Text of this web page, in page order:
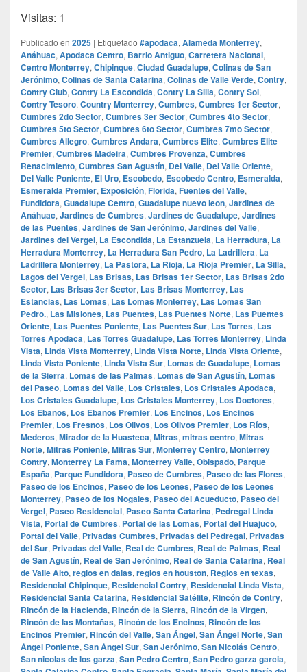
Visitas: 1
Publicado en 2025 | Etiquetado #apodaca, Alameda Monterrey,
Anáhuac, Apodaca Centro, Barrio Antiguo, Carretera Nacional,
Centro Monterrey, Chipinque, Ciudad Guadalupe, Colinas de San
Jerónimo, Colinas de Santa Catarina, Colinas de Valle Verde, Contry,
Contry Club, Contry La Escondida, Contry La Silla, Contry Sol,
Contry Tesoro, Country Monterrey, Cumbres, Cumbres 1er Sector,
Cumbres 2do Sector, Cumbres 3er Sector, Cumbres 4to Sector,
Cumbres 5to Sector, Cumbres 6to Sector, Cumbres 7mo Sector,
Cumbres Allegro, Cumbres Andara, Cumbres Elite, Cumbres Elite
Premier, Cumbres Madeira, Cumbres Provenza, Cumbres
Renacimiento, Cumbres San Agustín, Del Valle, Del Valle Oriente,
Del Valle Poniente, El Uro, Escobedo, Escobedo Centro, Esmeralda,
Esmeralda Premier, Exposición, Florida, Fuentes del Valle,
Fundidora, Guadalupe Centro, Guadalupe nuevo leon, Jardines de
Anáhuac, Jardines de Cumbres, Jardines de Guadalupe, Jardines
de las Puentes, Jardines de San Jerónimo, Jardines del Valle,
Jardines del Vergel, La Escondida, La Estanzuela, La Herradura, La
Herradura Monterrey, La Herradura San Pedro, La Ladrillera, La
Ladrillera Monterrey, La Pastora, La Rioja, La Rioja Premier, La Silla,
Lagos del Vergel, Las Brisas, Las Brisas 1er Sector, Las Brisas 2do
Sector, Las Brisas 3er Sector, Las Brisas Monterrey, Las
Estancias, Las Lomas, Las Lomas Monterrey, Las Lomas San
Pedro., Las Misiones, Las Puentes, Las Puentes Norte, Las Puentes
Oriente, Las Puentes Poniente, Las Puentes Sur, Las Torres, Las
Torres Apodaca, Las Torres Guadalupe, Las Torres Monterrey, Linda
Vista, Linda Vista Monterrey, Linda Vista Norte, Linda Vista Oriente,
Linda Vista Poniente, Linda Vista Sur, Lomas de Guadalupe, Lomas
de la Sierra, Lomas de las Palmas, Lomas de San Agustín, Lomas
del Paseo, Lomas del Valle, Los Cristales, Los Cristales Apodaca,
Los Cristales Guadalupe, Los Cristales Monterrey, Los Doctores,
Los Ebanos, Los Ebanos Premier, Los Encinos, Los Encinos
Premier, Los Fresnos, Los Olivos, Los Olivos Premier, Los Ríos,
Mederos, Mirador de la Huasteca, Mitras, mitras centro, Mitras
Norte, Mitras Poniente, Mitras Sur, Monterrey Centro, Monterrey
Contry, Monterrey La Fama, Monterrey Valle, Obispado, Parque
España, Parque Fundidora, Paseo de Cumbres, Paseo de las Flores,
Paseo de los Encinos, Paseo de los Leones, Paseo de los Leones
Monterrey, Paseo de los Nogales, Paseo del Acueducto, Paseo del
Vergel, Paseo Residencial, Paseo Santa Catarina, Pedregal Linda
Vista, Portal de Cumbres, Portal de las Lomas, Portal del Huajuco,
Portal del Valle, Privadas Cumbres, Privadas del Pedregal, Privadas
del Sur, Privadas del Valle, Real de Cumbres, Real de Palmas, Real
de San Agustín, Real de San Jerónimo, Real de Santa Catarina, Real
de Valle Alto, regios en dalas, regios en houston, Regios en texas,
Residencial Chipinque, Residencial Contry, Residencial Linda Vista,
Residencial Santa Catarina, Residencial Satélite, Rincón de Contry,
Rincón de la Hacienda, Rincón de la Sierra, Rincón de la Virgen,
Rincón de las Montañas, Rincón de los Encinos, Rincón de los
Encinos Premier, Rincón del Valle, San Ángel, San Ángel Norte, San
Ángel Poniente, San Ángel Sur, San Jerónimo, San Nicolás Centro,
San nicolas de los garza, San Pedro Centro, San Pedro garza garcia,